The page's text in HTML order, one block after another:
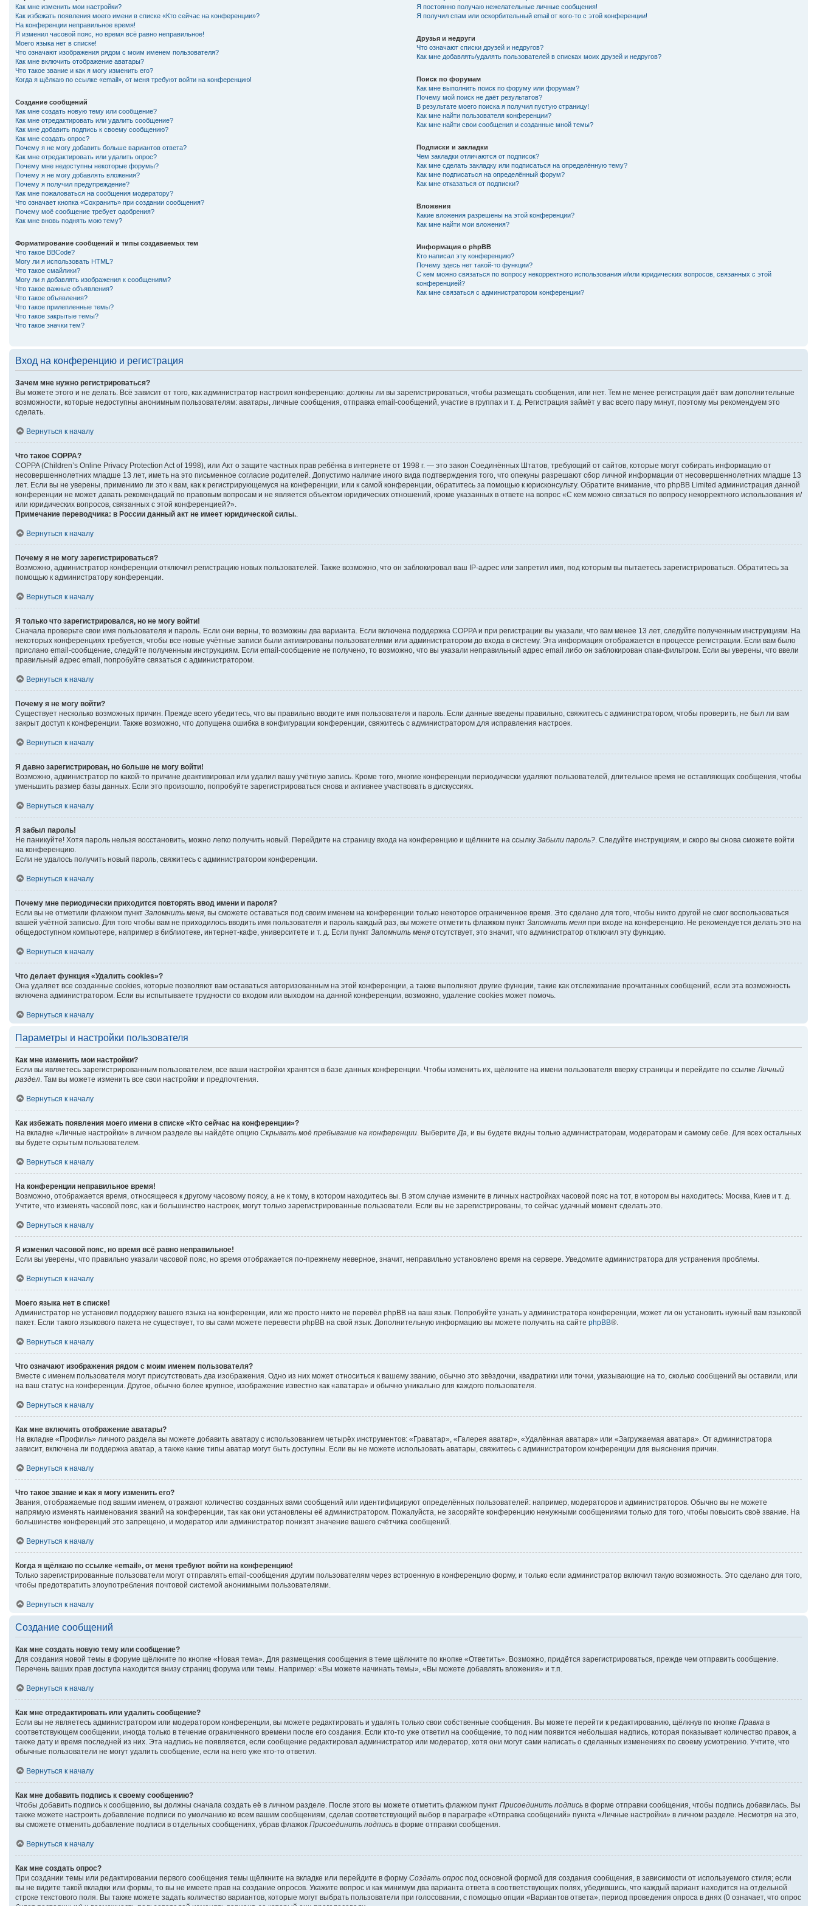
Как мне изменить мои настройки?
Как избежать появления моего имени в списке «Кто сейчас на конференции»?
На конференции неправильное время!
Я изменил часовой пояс, но время всё равно неправильное!
Моего языка нет в списке!
Что означают изображения рядом с моим именем пользователя?
Как мне включить отображение аватары?
Что такое звание и как я могу изменить его?
Когда я щёлкаю по ссылке «email», от меня требуют войти на конференцию!
Создание сообщений
Как мне создать новую тему или сообщение?
Как мне отредактировать или удалить сообщение?
Как мне добавить подпись к своему сообщению?
Как мне создать опрос?
Почему я не могу добавить больше вариантов ответа?
Как мне отредактировать или удалить опрос?
Почему мне недоступны некоторые форумы?
Почему я не могу добавлять вложения?
Почему я получил предупреждение?
Как мне пожаловаться на сообщения модератору?
Что означает кнопка «Сохранить» при создании сообщения?
Почему моё сообщение требует одобрения?
Как мне вновь поднять мою тему?
Форматирование сообщений и типы создаваемых тем
Что такое BBCode?
Могу ли я использовать HTML?
Что такое смайлики?
Могу ли я добавлять изображения к сообщениям?
Что такое важные объявления?
Что такое объявления?
Что такое прилепленные темы?
Что такое закрытые темы?
Что такое значки тем?
Я постоянно получаю нежелательные личные сообщения!
Я получил спам или оскорбительный email от кого-то с этой конференции!
Друзья и недруги
Что означают списки друзей и недругов?
Как мне добавлять/удалять пользователей в списках моих друзей и недругов?
Поиск по форумам
Как мне выполнить поиск по форуму или форумам?
Почему мой поиск не даёт результатов?
В результате моего поиска я получил пустую страницу!
Как мне найти пользователя конференции?
Как мне найти свои сообщения и созданные мной темы?
Подписки и закладки
Чем закладки отличаются от подписок?
Как мне сделать закладку или подписаться на определённую тему?
Как мне подписаться на определённый форум?
Как мне отказаться от подписки?
Вложения
Какие вложения разрешены на этой конференции?
Как мне найти мои вложения?
Информация о phpBB
Кто написал эту конференцию?
Почему здесь нет такой-то функции?
С кем можно связаться по вопросу некорректного использования и/или юридических вопросов, связанных с этой
конференцией?
Как мне связаться с администратором конференции?
Вход на конференцию и регистрация
Зачем мне нужно регистрироваться?
Вы можете этого и не делать. Всё зависит от того, как администратор настроил конференцию: должны ли вы зарегистрироваться, чтобы размещать сообщения, или нет. Тем не менее регистрация даёт вам дополнительные
возможности, которые недоступны анонимным пользователям: аватары, личные сообщения, отправка email-сообщений, участие в группах и т. д. Регистрация займёт у вас всего пару минут, поэтому мы рекомендуем это
сделать.
Вернуться к началу
Что такое COPPA?
COPPA (Children’s Online Privacy Protection Act of 1998), или Акт о защите частных прав ребёнка в интернете от 1998 г. — это закон Соединённых Штатов, требующий от сайтов, которые могут собирать информацию от
несовершеннолетних младше 13 лет, иметь на это письменное согласие родителей. Допустимо наличие иного вида подтверждения того, что опекуны разрешают сбор личной информации от несовершеннолетних младше 13
лет. Если вы не уверены, применимо ли это к вам, как к регистрирующемуся на конференции, или к самой конференции, обратитесь за помощью к юрисконсульту. Обратите внимание, что phpBB Limited администрация данной
конференции не может давать рекомендаций по правовым вопросам и не является объектом юридических отношений, кроме указанных в ответе на вопрос «С кем можно связаться по вопросу некорректного использования и/
или юридических вопросов, связанных с этой конференцией?».
Примечание переводчика: в России данный акт не имеет юридической силы..
Вернуться к началу
Почему я не могу зарегистрироваться?
Возможно, администратор конференции отключил регистрацию новых пользователей. Также возможно, что он заблокировал ваш IP-адрес или запретил имя, под которым вы пытаетесь зарегистрироваться. Обратитесь за
помощью к администратору конференции.
Вернуться к началу
Я только что зарегистрировался, но не могу войти!
Сначала проверьте свои имя пользователя и пароль. Если они верны, то возможны два варианта. Если включена поддержка COPPA и при регистрации вы указали, что вам менее 13 лет, следуйте полученным инструкциям. На
некоторых конференциях требуется, чтобы все новые учётные записи были активированы пользователями или администратором до входа в систему. Эта информация отображается в процессе регистрации. Если вам было
прислано email-сообщение, следуйте полученным инструкциям. Если email-сообщение не получено, то возможно, что вы указали неправильный адрес email либо он заблокирован спам-фильтром. Если вы уверены, что ввели
правильный адрес email, попробуйте связаться с администратором.
Вернуться к началу
Почему я не могу войти?
Существует несколько возможных причин. Прежде всего убедитесь, что вы правильно вводите имя пользователя и пароль. Если данные введены правильно, свяжитесь с администратором, чтобы проверить, не был ли вам
закрыт доступ к конференции. Также возможно, что допущена ошибка в конфигурации конференции, свяжитесь с администратором для исправления настроек.
Вернуться к началу
Я давно зарегистрирован, но больше не могу войти!
Возможно, администратор по какой-то причине деактивировал или удалил вашу учётную запись. Кроме того, многие конференции периодически удаляют пользователей, длительное время не оставляющих сообщения, чтобы
уменьшить размер базы данных. Если это произошло, попробуйте зарегистрироваться снова и активнее участвовать в дискуссиях.
Вернуться к началу
Я забыл пароль!
Не паникуйте! Хотя пароль нельзя восстановить, можно легко получить новый. Перейдите на страницу входа на конференцию и щёлкните на ссылку Забыли пароль?. Следуйте инструкциям, и скоро вы снова сможете войти
на конференцию.
Если не удалось получить новый пароль, свяжитесь с администратором конференции.
Вернуться к началу
Почему мне периодически приходится повторять ввод имени и пароля?
Если вы не отметили флажком пункт Запомнить меня, вы сможете оставаться под своим именем на конференции только некоторое ограниченное время. Это сделано для того, чтобы никто другой не смог воспользоваться
вашей учётной записью. Для того чтобы вам не приходилось вводить имя пользователя и пароль каждый раз, вы можете отметить флажком пункт Запомнить меня при входе на конференцию. Не рекомендуется делать это на
общедоступном компьютере, например в библиотеке, интернет-кафе, университете и т. д. Если пункт Запомнить меня отсутствует, это значит, что администратор отключил эту функцию.
Вернуться к началу
Что делает функция «Удалить cookies»?
Она удаляет все созданные cookies, которые позволяют вам оставаться авторизованным на этой конференции, а также выполняют другие функции, такие как отслеживание прочитанных сообщений, если эта возможность
включена администратором. Если вы испытываете трудности со входом или выходом на данной конференции, возможно, удаление cookies может помочь.
Вернуться к началу
Параметры и настройки пользователя
Как мне изменить мои настройки?
Если вы являетесь зарегистрированным пользователем, все ваши настройки хранятся в базе данных конференции. Чтобы изменить их, щёлкните на имени пользователя вверху страницы и перейдите по ссылкеЛичный
раздел. Там вы можете изменить все свои настройки и предпочтения.
Вернуться к началу
Как избежать появления моего имени в списке «Кто сейчас на конференции»?
На вкладке «Личные настройки» в личном разделе вы найдёте опцию Скрывать моё пребывание на конференции. ВыберитеДа, и вы будете видны только администраторам, модераторам и самому себе. Для всех остальных
вы будете скрытым пользователем.
Вернуться к началу
На конференции неправильное время!
Возможно, отображается время, относящееся к другому часовому поясу, а не к тому, в котором находитесь вы. В этом случае измените в личных настройках часовой пояс на тот, в котором вы находитесь: Москва, Киев и т. д.
Учтите, что изменять часовой пояс, как и большинство настроек, могут только зарегистрированные пользователи. Если вы не зарегистрированы, то сейчас удачный момент сделать это.
Вернуться к началу
Я изменил часовой пояс, но время всё равно неправильное!
Если вы уверены, что правильно указали часовой пояс, но время отображается по-прежнему неверное, значит, неправильно установлено время на сервере. Уведомите администратора для устранения проблемы.
Вернуться к началу
Моего языка нет в списке!
Администратор не установил поддержку вашего языка на конференции, или же просто никто не перевёл phpBB на ваш язык. Попробуйте узнать у администратора конференции, может ли он установить нужный вам языковой
пакет. Если такого языкового пакета не существует, то вы сами можете перевести phpBB на свой язык. Дополнительную информацию вы можете получить на сайте phpBB®.
Вернуться к началу
Что означают изображения рядом с моим именем пользователя?
Вместе с именем пользователя могут присутствовать два изображения. Одно из них может относиться к вашему званию, обычно это звёздочки, квадратики или точки, указывающие на то, сколько сообщений вы оставили, или
на ваш статус на конференции. Другое, обычно более крупное, изображение известно как «аватара» и обычно уникально для каждого пользователя.
Вернуться к началу
Как мне включить отображение аватары?
На вкладке «Профиль» личного раздела вы можете добавить аватару с использованием четырёх инструментов: «Граватар», «Галерея аватар», «Удалённая аватара» или «Загружаемая аватара». От администратора
зависит, включена ли поддержка аватар, а также какие типы аватар могут быть доступны. Если вы не можете использовать аватары, свяжитесь с администратором конференции для выяснения причин.
Вернуться к началу
Что такое звание и как я могу изменить его?
Звания, отображаемые под вашим именем, отражают количество созданных вами сообщений или идентифицируют определённых пользователей: например, модераторов и администраторов. Обычно вы не можете
напрямую изменять наименования званий на конференции, так как они установлены её администратором. Пожалуйста, не засоряйте конференцию ненужными сообщениями только для того, чтобы повысить своё звание. На
большинстве конференций это запрещено, и модератор или администратор понизят значение вашего счётчика сообщений.
Вернуться к началу
Когда я щёлкаю по ссылке «email», от меня требуют войти на конференцию!
Только зарегистрированные пользователи могут отправлять email-сообщения другим пользователям через встроенную в конференцию форму, и только если администратор включил такую возможность. Это сделано для того,
чтобы предотвратить злоупотребления почтовой системой анонимными пользователями.
Вернуться к началу
Создание сообщений
Как мне создать новую тему или сообщение?
Для создания новой темы в форуме щёлкните по кнопке «Новая тема». Для размещения сообщения в теме щёлкните по кнопке «Ответить». Возможно, придётся зарегистрироваться, прежде чем отправить сообщение.
Перечень ваших прав доступа находится внизу страниц форума или темы. Например: «Вы можете начинать темы», «Вы можете добавлять вложения» и т.п.
Вернуться к началу
Как мне отредактировать или удалить сообщение?
Если вы не являетесь администратором или модератором конференции, вы можете редактировать и удалять только свои собственные сообщения. Вы можете перейти к редактированию, щёлкнув по кнопке Правка в
соответствующем сообщении, иногда только в течение ограниченного времени после его создания. Если кто-то уже ответил на сообщение, то под ним появится небольшая надпись, которая показывает количество правок, а
также дату и время последней из них. Эта надпись не появляется, если сообщение редактировал администратор или модератор, хотя они могут сами написать о сделанных изменениях по своему усмотрению. Учтите, что
обычные пользователи не могут удалить сообщение, если на него уже кто-то ответил.
Вернуться к началу
Как мне добавить подпись к своему сообщению?
Чтобы добавить подпись к сообщению, вы должны сначала создать её в личном разделе. После этого вы можете отметить флажком пункт Присоединить подпись в форме отправки сообщения, чтобы подпись добавилась. Вы
также можете настроить добавление подписи по умолчанию ко всем вашим сообщениям, сделав соответствующий выбор в параграфе «Отправка сообщений» пункта «Личные настройки» в личном разделе. Несмотря на это,
вы сможете отменить добавление подписи в отдельных сообщениях, убрав флажок Присоединить подпись в форме отправки сообщения.
Вернуться к началу
Как мне создать опрос?
При создании темы или редактировании первого сообщения темы щёлкните на вкладке или перейдите в форму Создать опрос под основной формой для создания сообщения, в зависимости от используемого стиля; если
вы не видите такой вкладки или формы, то вы не имеете прав на создание опросов. Укажите вопрос и как минимум два варианта ответа в соответствующих полях, убедившись, что каждый вариант находится на отдельной
строке текстового поля. Вы также можете задать количество вариантов, которые могут выбрать пользователи при голосовании, с помощью опции «Вариантов ответа», период проведения опроса в днях (0 означает, что опрос